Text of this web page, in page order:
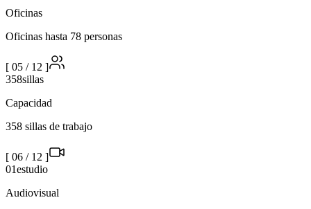
Oficinas
Oficinas hasta 78 personas
[ 05 / 12 ]
358sillas
Capacidad
358 sillas de trabajo
[ 06 / 12 ]
01estudio
Audiovisual